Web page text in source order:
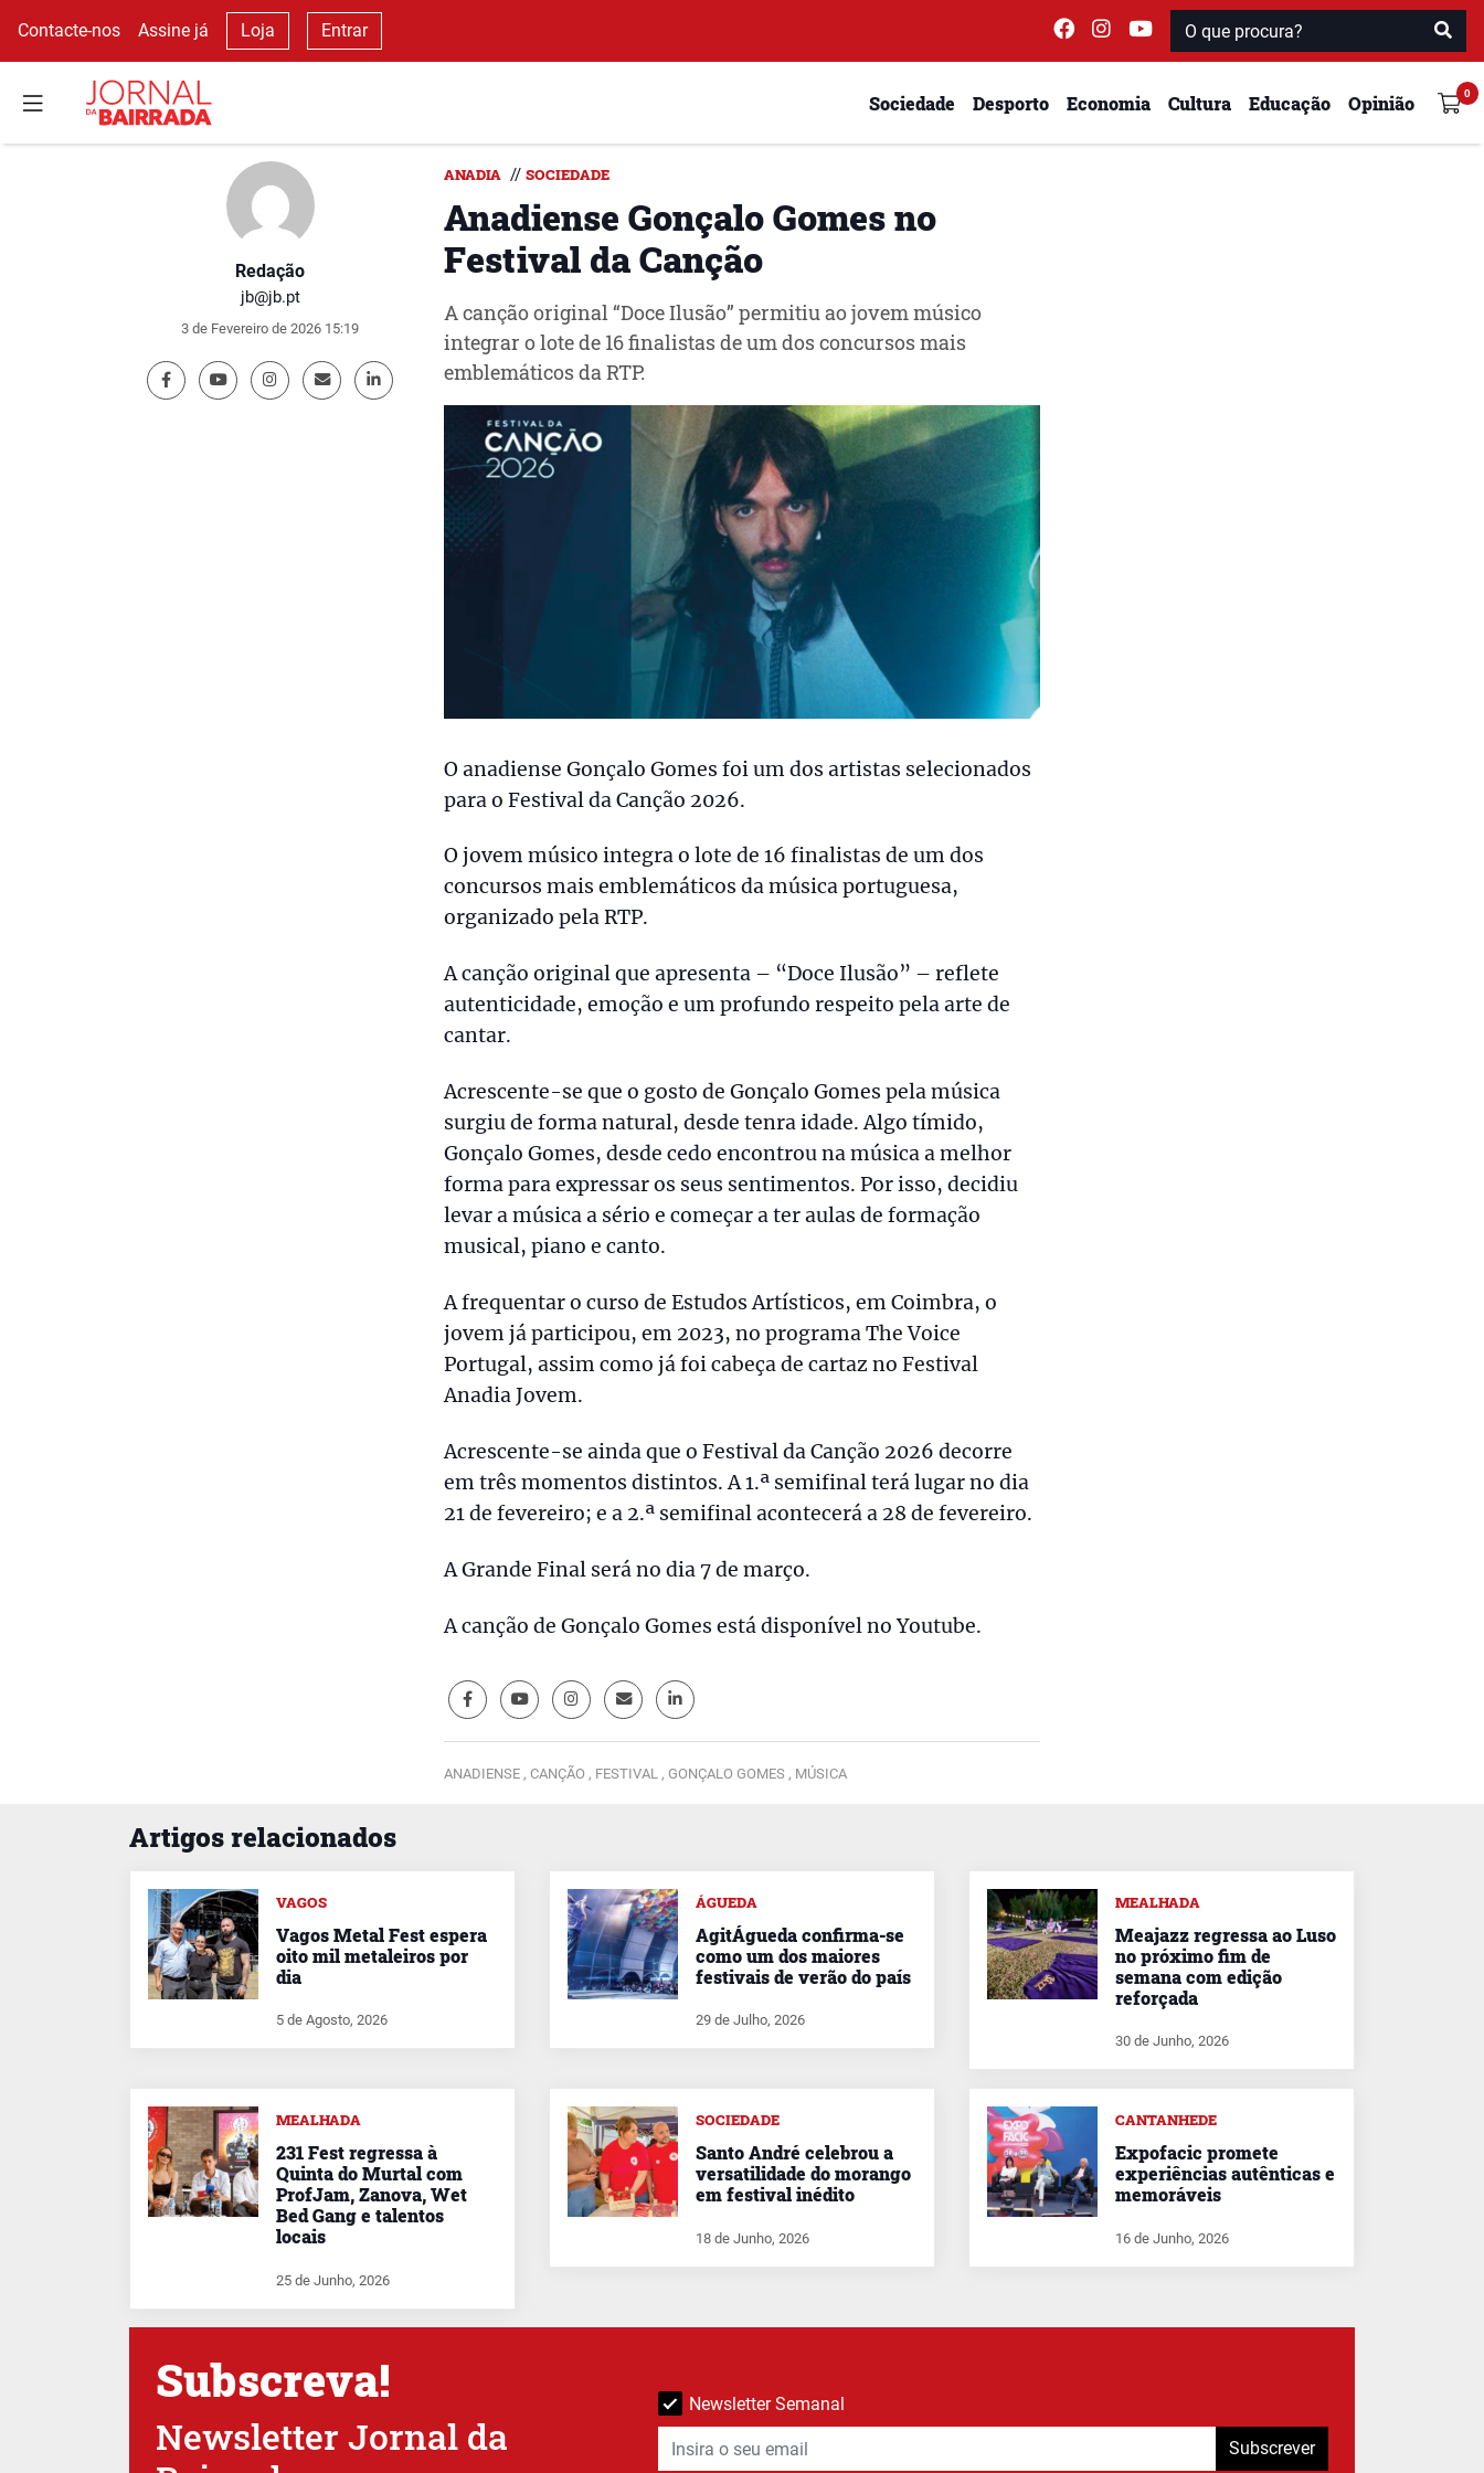
Contacte-nos Assine já Loja Entrar
Sociedade Desporto Economia Cultura Educação Opinião
Redação
jb@jb.pt
3 de Fevereiro de 2026 15:19
ANADIA // SOCIEDADE
Anadiense Gonçalo Gomes no
Festival da Canção
A canção original “Doce Ilusão” permitiu ao jovem músico
integrar o lote de 16 finalistas de um dos concursos mais
emblemáticos da RTP.
O anadiense Gonçalo Gomes foi um dos artistas selecionados
para o Festival da Canção 2026.
O jovem músico integra o lote de 16 finalistas de um dos
concursos mais emblemáticos da música portuguesa,
organizado pela RTP.
A canção original que apresenta – “Doce Ilusão” – reflete
autenticidade, emoção e um profundo respeito pela arte de
cantar.
Acrescente-se que o gosto de Gonçalo Gomes pela música
surgiu de forma natural, desde tenra idade. Algo tímido,
Gonçalo Gomes, desde cedo encontrou na música a melhor
forma para expressar os seus sentimentos. Por isso, decidiu
levar a música a sério e começar a ter aulas de formação
musical, piano e canto.
A frequentar o curso de Estudos Artísticos, em Coimbra, o
jovem já participou, em 2023, no programa The Voice
Portugal, assim como já foi cabeça de cartaz no Festival
Anadia Jovem.
Acrescente-se ainda que o Festival da Canção 2026 decorre
em três momentos distintos. A 1.ª semifinal terá lugar no dia
21 de fevereiro; e a 2.ª semifinal acontecerá a 28 de fevereiro.
A Grande Final será no dia 7 de março.
A canção de Gonçalo Gomes está disponível no Youtube.
ANADIENSE , CANÇÃO , FESTIVAL , GONÇALO GOMES , MÚSICA
Artigos relacionados
VAGOS
Vagos Metal Fest espera
oito mil metaleiros por
dia
5 de Agosto, 2026
ÁGUEDA
AgitÁgueda confirma-se
como um dos maiores
festivais de verão do país
29 de Julho, 2026
MEALHADA
Meajazz regressa ao Luso
no próximo fim de
semana com edição
reforçada
30 de Junho, 2026
MEALHADA
231 Fest regressa à
Quinta do Murtal com
ProfJam, Zanova, Wet
Bed Gang e talentos
locais
25 de Junho, 2026
SOCIEDADE
Santo André celebrou a
versatilidade do morango
em festival inédito
18 de Junho, 2026
CANTANHEDE
Expofacic promete
experiências autênticas e
memoráveis
16 de Junho, 2026
Subscreva!
Newsletter Jornal da
Newsletter Semanal
Subscrever